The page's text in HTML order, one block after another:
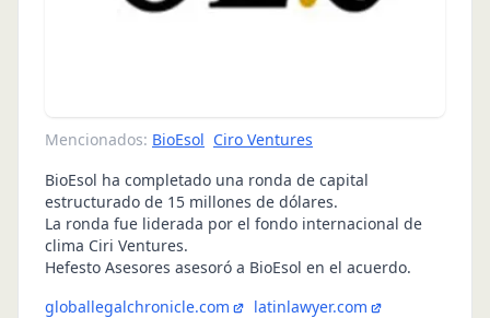
Mencionados: BioEsol Ciro Ventures
BioEsol ha completado una ronda de capital
estructurado de 15 millones de dólares.
La ronda fue liderada por el fondo internacional de
clima Ciri Ventures.
Hefesto Asesores asesoró a BioEsol en el acuerdo.
globallegalchronicle.com
latinlawyer.com